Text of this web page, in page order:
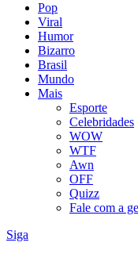
Pop
Viral
Humor
Bizarro
Brasil
Mundo
Mais
Esporte
Celebridades
WOW
WTF
Awn
OFF
Quizz
Fale com a
Siga